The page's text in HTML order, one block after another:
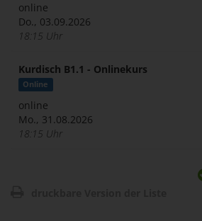
online
Do., 03.09.2026
18:15 Uhr
Kurdisch B1.1 - Onlinekurs
Online
online
Mo., 31.08.2026
18:15 Uhr